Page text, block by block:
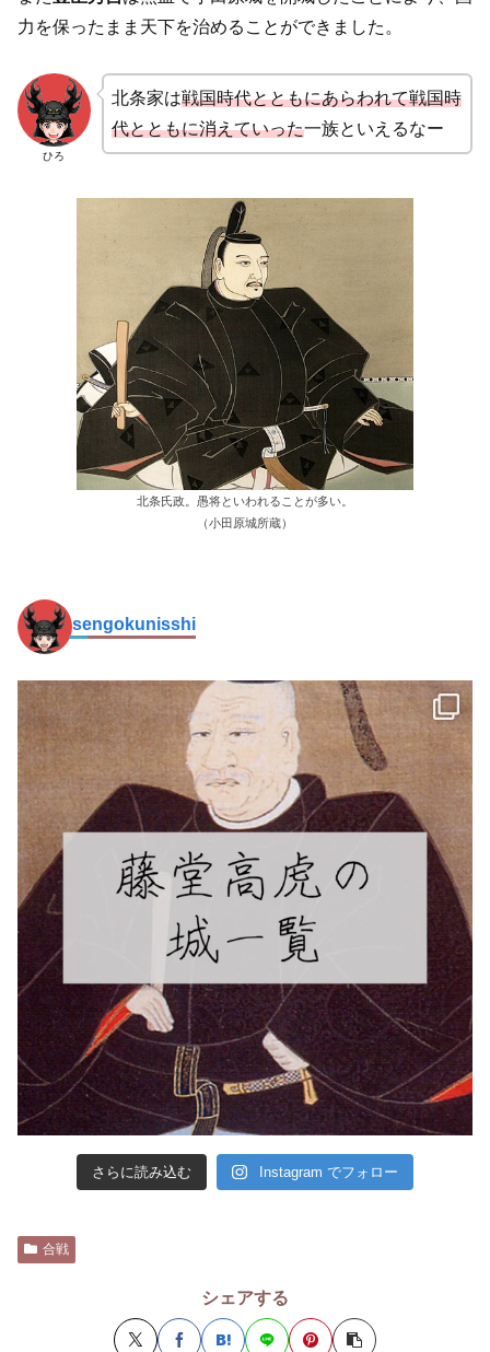
力を保ったまま天下を治めることができました。
ひろ
北条家は戦国時代とともにあらわれて戦国時
代とともに消えていった一族といえるなー
北条氏政。愚将といわれることが多い。
（小田原城所蔵）
sengokunisshi
さらに読み込む Instagram でフォロー
合戦
シェアする